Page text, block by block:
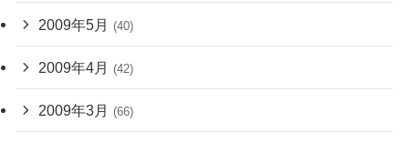
2009年5月 (40)
2009年4月 (42)
2009年3月 (66)